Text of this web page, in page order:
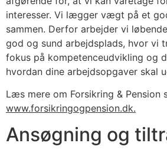
interesser. Vi lægger vægt på et
sammen. Derfor arbejder vi
god og sund arbejdsplads, hvor vi
fokus på kompetenceudvikling og
hvordan dine arbejdsopgaver skal
Læs mere om Forsikring & Pension
www.forsikringogpension.dk.
Ansøgning og